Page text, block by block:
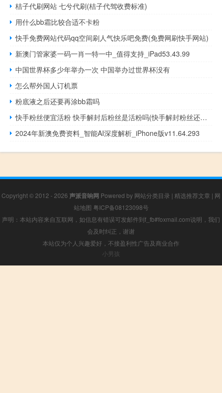
桔子代刷网站 七兮代刷(桔子代驾收费标准)
用什么bb霜比较合适不卡粉
快手免费网站代码qq空间刷人气快乐吧免费(免费网刷快手网站)
新澳门管家婆一码一肖一特一中_值得支持_iPad53.43.99
中国世界杯多少年举办一次 中国举办过世界杯没有
怎么帮外国人订机票
粉底液之后还要再涂bb霜吗
快手粉丝便宜活粉 快手解封后粉丝是活粉吗(快手解封粉丝还在吗)
2024年新澳免费资料_智能AI深度解析_iPhone版v11.64.293
Copyright © 2012 - 2026 声派音响网 Powered by 网站分类目录 | 精选推荐文章 | 网
站地图 粤ICP备08123098号
声明：本站内容来自互联网，如信息有错误可发邮件到f_fb#foxmail.com说明，我们
会及时纠正，谢谢
本站仅为个人兴趣爱好，不接盈利性广告及商业合作
小男孩